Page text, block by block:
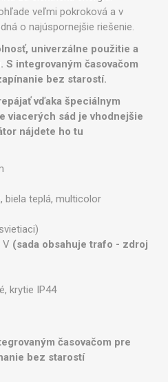
veľmi pokroková a v
o najúspornejšie riešenie.
univerzálne použitie a
integrovaným časovačom
bez starostí.
vďaka špeciálnym
viacerých sád je vhodnejšie
nájdete ho tu
biela teplá, multicolor
V (sada obsahuje trafo - zdroj
krytie IP44
časovačom pre
bez starostí